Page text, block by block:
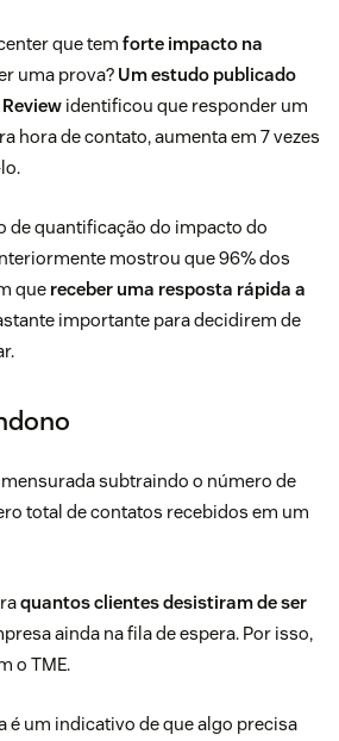
que tem forte impacto na
uma prova? Um estudo publicado
identificou que responder um
hora de contato, aumenta em 7 vezes
de quantificação do impacto do
mostrou que 96% dos
que receber uma resposta rápida a
importante para decidirem de
mensurada subtraindo o número de
total de contatos recebidos em um
quantos clientes desistiram de ser
ainda na fila de espera. Por isso,
o TME.
é um indicativo de que algo precisa